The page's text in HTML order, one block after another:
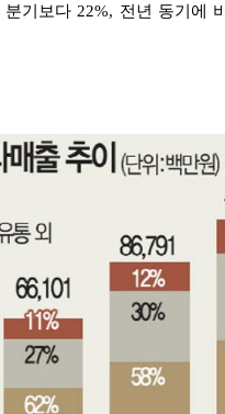
기보다 22%, 전년 동기에